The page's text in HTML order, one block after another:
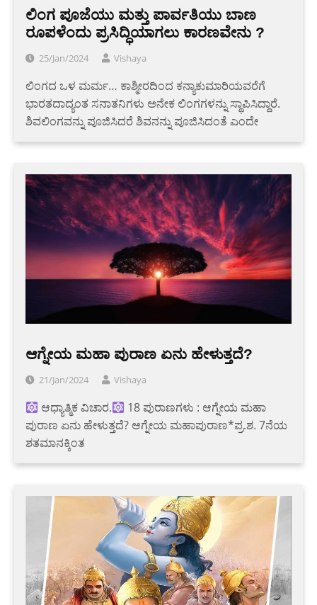
ಲಿಂಗ ಪೂಜೆಯು ಮತ್ತು ಪಾರ್ವತಿಯು ಬಾಣ
ರೂಪಳೆಂದು ಪ್ರಸಿದ್ಧಿಯಾಗಲು ಕಾರಣವೇನು ?
25/Jan/2024 Vishaya
ಲಿಂಗದ ಒಳ ಮರ್ಮ… ಕಾಶ್ಮೀರದಿಂದ ಕನ್ಯಾಕುಮಾರಿಯವರೆಗೆ
ಭಾರತದಾದ್ಯಂತ ಸನಾತನಿಗಳು ಅನೇಕ ಲಿಂಗಗಳನ್ನು ಸ್ಥಾಪಿಸಿದ್ದಾರೆ.
ಶಿವಲಿಂಗವನ್ನು ಪೂಜಿಸಿದರೆ ಶಿವನನ್ನು ಪೂಜಿಸಿದಂತೆ ಎಂದೇ
ಆಗ್ನೇಯ ಮಹಾ ಪುರಾಣ ಏನು ಹೇಳುತ್ತದೆ?
21/Jan/2024 Vishaya
ಆಧ್ಯಾತ್ಮಿಕ ವಿಚಾರ.
18 ಪುರಾಣಗಳು : ಆಗ್ನೇಯ ಮಹಾ
ಪುರಾಣ ಏನು ಹೇಳುತ್ತದೆ? ಆಗ್ನೇಯ ಮಹಾಪುರಾಣ*ಪ್ರ.ಶ. 7ನೆಯ
ಶತಮಾನಕ್ಕಿಂತ